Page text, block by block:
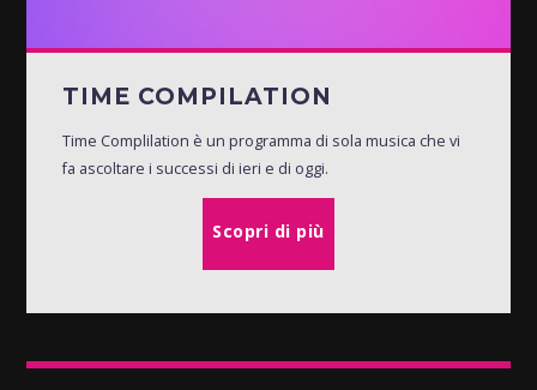
TIME COMPILATION
Time Complilation è un programma di sola musica che vi
fa ascoltare i successi di ieri e di oggi.
Scopri di più